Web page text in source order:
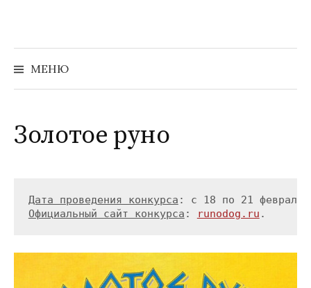
содержимому
МЕНЮ
Найти:
Золотое руно
Дата проведения конкурса
Официальный сайт конкурса : runodog.ru .